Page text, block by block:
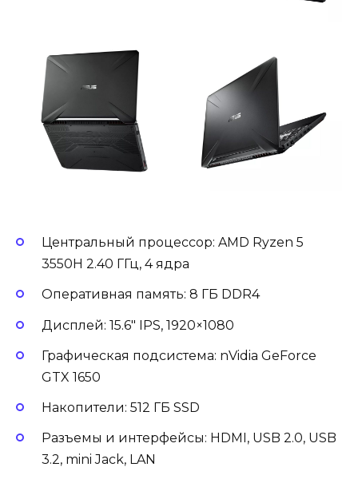
Центральный процессор: AMD Ryzen 5
3550H 2.40 ГГц, 4 ядра
Оперативная память: 8 ГБ DDR4
Дисплей: 15.6″ IPS, 1920×1080
Графическая подсистема: nVidia GeForce
GTX 1650
Накопители: 512 ГБ SSD
Разъемы и интерфейсы: HDMI, USB 2.0, USB
3.2, mini Jack, LAN